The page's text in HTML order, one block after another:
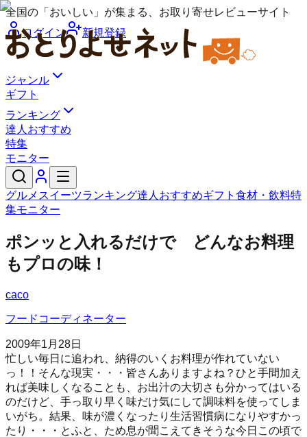
全国の「おいしい」が集まる、お取り寄せレビューサイト
ログイン
新規登録
ジャンル
ギフト
ランキング
達人おすすめ
特集
モニター
グルメ スイーツランキング達人おすすめギフト 食材・飲料特
集モニター
ポンッと入れるだけで どんなお料理
もプロの味！
caco
フードコーディネーター
2009年1月28日
忙しい毎日に追われ、納得のいくお料理が作れていない
っ！！そんな現実・・・皆さんありますよね？ひと手間加え
れば美味しくなることも、お出汁の大切さも分かってはいる
のだけど、手っ取り早く味だけ気にして調味料を使ってしま
いがち。結果、味が濃くなったり生活習慣病になりやすかっ
たり・・・とふと、ため息が聞こえてきそうな今日この頃で